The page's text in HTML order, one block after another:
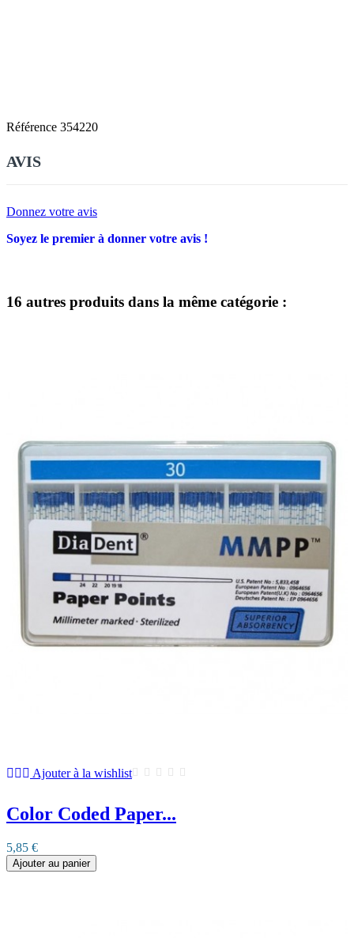
Référence 354220
AVIS
Donnez votre avis
Soyez le premier à donner votre avis !
16 autres produits dans la même catégorie :
Ajouter à la wishlist
Color Coded Paper...
5,85 €
Ajouter au panier